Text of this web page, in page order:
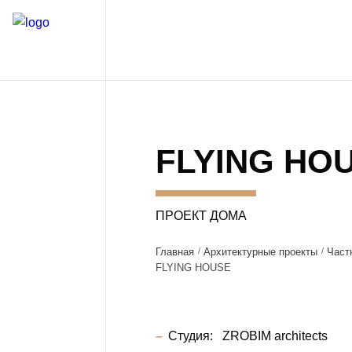
FLYING
ПРОЕКТ ДОМА
Главная Архитектурные проекты
FLYING HOUSE
Студия: ZROBIM architects